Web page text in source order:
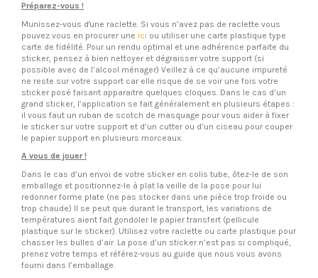
Préparez-vous !
Munissez-vous d'une raclette. Si vous n’avez pas de raclette vous
pouvez vous en procurer une ici ou utiliser une carte plastique type
carte de fidélité. Pour un rendu optimal et une adhérence parfaite du
sticker, pensez à bien nettoyer et dégraisser votre support (si
possible avec de l’alcool ménager) Veillez à ce qu’aucune impureté
ne reste sur votre support car elle risque de se voir une fois votre
sticker posé faisant apparaitre quelques cloques. Dans le cas d’un
grand sticker, l’application se fait généralement en plusieurs étapes :
il vous faut un ruban de scotch de masquage pour vous aider à fixer
le sticker sur votre support et d’un cutter ou d’un ciseau pour couper
le papier support en plusieurs morceaux.
A vous de jouer !
Dans le cas d’un envoi de votre sticker en colis tube, ôtez-le de son
emballage et positionnez-le à plat la veille de la pose pour lui
redonner forme plate (ne pas stocker dans une pièce trop froide ou
trop chaude) Il se peut que durant le transport, les variations de
températures aient fait gondoler le papier transfert (pellicule
plastique sur le sticker). Utilisez votre raclette ou carte plastique pour
chasser les bulles d’air. La pose d’un sticker n’est pas si compliqué,
prenez votre temps et référez-vous au guide que nous vous avons
fourni dans l’emballage.